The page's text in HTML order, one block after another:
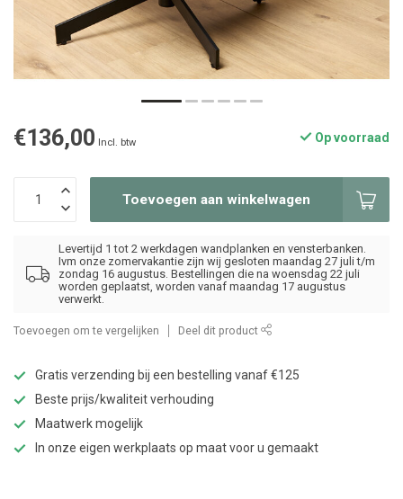
€136,00 Incl. btw Op voorraad
Toevoegen aan winkelwagen
Levertijd 1 tot 2 werkdagen wandplanken en vensterbanken.
Ivm onze zomervakantie zijn wij gesloten maandag 27 juli t/m
zondag 16 augustus. Bestellingen die na woensdag 22 juli
worden geplaatst, worden vanaf maandag 17 augustus
verwerkt.
Toevoegen om te vergelijken Deel dit product
Gratis verzending bij een bestelling vanaf €125
Beste prijs/kwaliteit verhouding
Maatwerk mogelijk
In onze eigen werkplaats op maat voor u gemaakt